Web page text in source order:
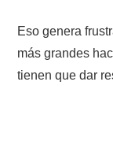
Eso genera
más grandes
tienen que dar